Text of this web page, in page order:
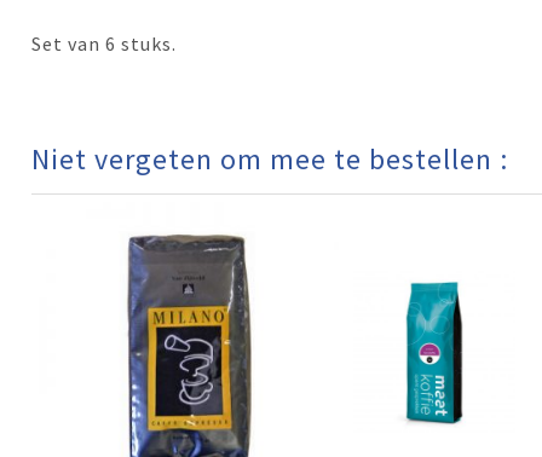
Set van 6 stuks.
Niet vergeten om mee te bestellen :